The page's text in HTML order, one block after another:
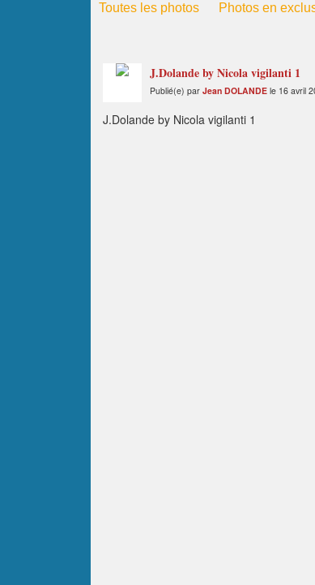
Toutes les photos Photos en
J.Dolande by Nicola vigilanti 1
Publié(e) par Jean DOLANDE le 16 avril
J.Dolande by Nicola vigilanti 1